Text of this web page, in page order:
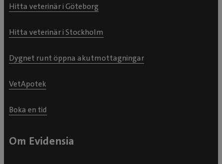
Hitta veterinär i Göteborg
Hitta veterinär i Stockholm
Dygnet runt öppna akutmottagningar
VetApotek
Boka en tid
Om Evidensia